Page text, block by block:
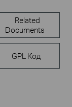
Related
Documents
GPL Код